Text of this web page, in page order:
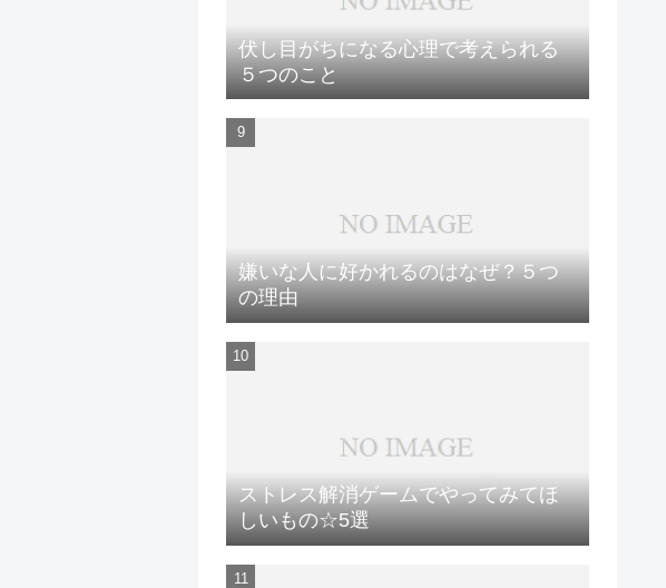
伏し目がちになる心理で考えられる
５つのこと
嫌いな人に好かれるのはなぜ？５つ
の理由
ストレス解消ゲームでやってみてほ
しいもの☆5選